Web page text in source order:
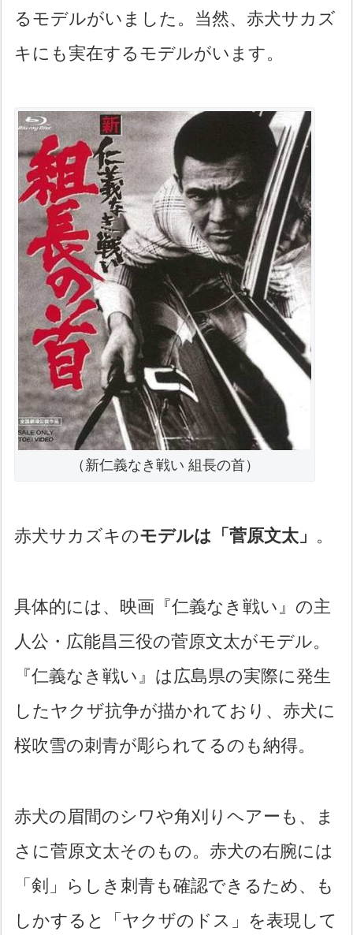
るモデルがいました。当然、赤犬サカズ
キにも実在するモデルがいます。
（新仁義なき戦い 組長の首）
赤犬サカズキのモデルは「菅原文太」 。
具体的には、映画『仁義なき戦い』の主
人公・広能昌三役の菅原文太がモデル。
『仁義なき戦い』は広島県の実際に発生
したヤクザ抗争が描かれており、赤犬に
桜吹雪の刺青が彫られてるのも納得。
赤犬の眉間のシワや角刈りヘアーも、ま
さに菅原文太そのもの。赤犬の右腕には
「剣」らしき刺青も確認できるため、も
しかすると「ヤクザのドス」を表現して